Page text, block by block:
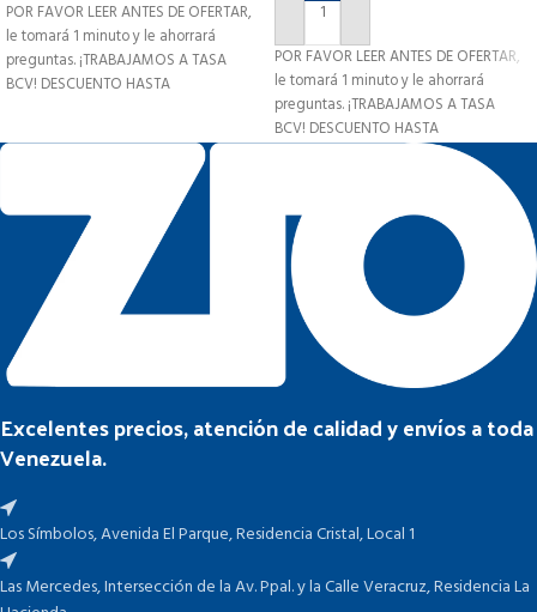
POR FAVOR LEER ANTES DE OFERTAR,
le tomará 1 minuto y le ahorrará
preguntas. ¡TRABAJAMOS A TASA
BCV! DESCUENTO HASTA
AÑADIR AL CARRITO
POR FAVOR LEER ANTES DE OFERTAR,
le tomará 1 minuto y le ahorrará
preguntas. ¡TRABAJAMOS A TASA
BCV! DESCUENTO HASTA
Excelentes precios, atención de calidad y envíos a toda
Venezuela.
Los Símbolos, Avenida El Parque, Residencia Cristal, Local 1
Las Mercedes, Intersección de la Av. Ppal. y la Calle Veracruz, Residencia La